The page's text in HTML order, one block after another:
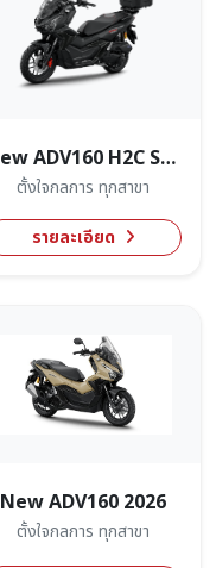
New ADV160 H2C Smart(2026)
ตั้งใจกลการ ทุกสาขา
รายละเอียด
New ADV160 2026
ตั้งใจกลการ ทุกสาขา